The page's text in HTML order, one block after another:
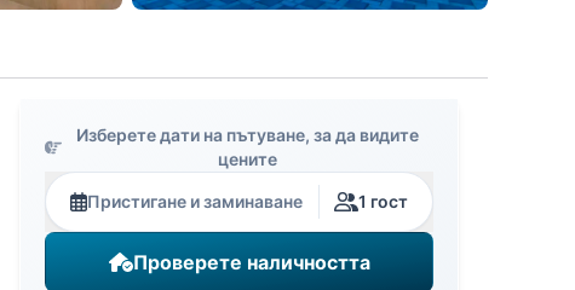
Изберете дати на пътуване, за да видите
цените
Пристигане и заминаване 1 гост
Проверете наличността